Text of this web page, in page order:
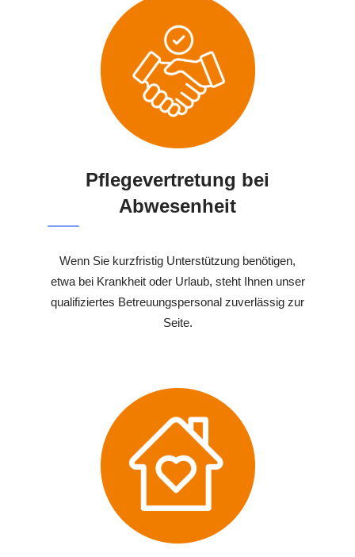
Pflegevertretung bei
Abwesenheit
Wenn Sie kurzfristig Unterstützung benötigen,
etwa bei Krankheit oder Urlaub, steht Ihnen unser
qualifiziertes Betreuungspersonal zuverlässig zur
Seite.